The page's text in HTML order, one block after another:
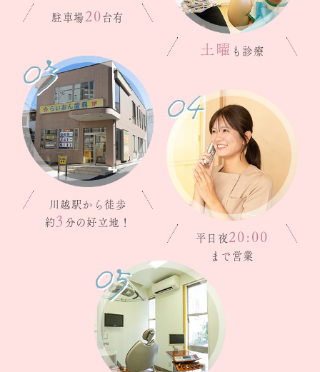
駐車場 20 台有
土曜 も診療
03
川越駅から徒歩
約 3 分の 好立地！
04
平日夜 20:00
まで営業
05